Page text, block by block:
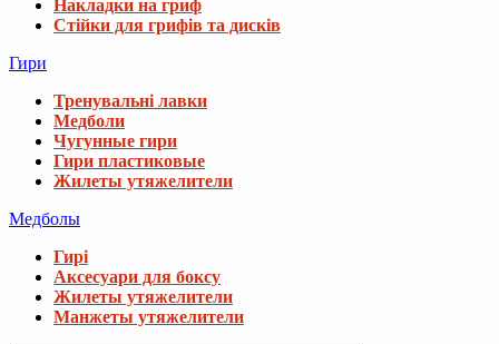
Накладки на гриф
Стійки для грифів та дисків
Гири
Тренувальні лавки
Медболи
Чугунные гири
Гири пластиковые
Жилеты утяжелители
Медболы
Гирі
Аксесуари для боксу
Жилеты утяжелители
Манжеты утяжелители